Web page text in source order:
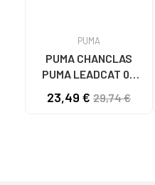
PUMA
PUMA CHANCLAS
PUMA LEADCAT 02
BLANCAS 02 WHITE
23,49 € 29,74 €